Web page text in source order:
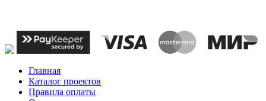
Главная
Каталог проектов
Правила оплаты